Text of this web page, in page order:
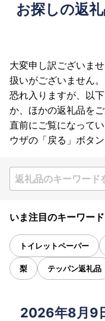
お探しの返
大変申し訳ございま
扱いがございません。
恐れ入りますが、以
か、ほかの返礼品をご
直前にご覧になって
ウザの「戻る」ボタ
いま注目のキーワード
トイレットペーパー
梨 テッパン返礼品
2026年8月9